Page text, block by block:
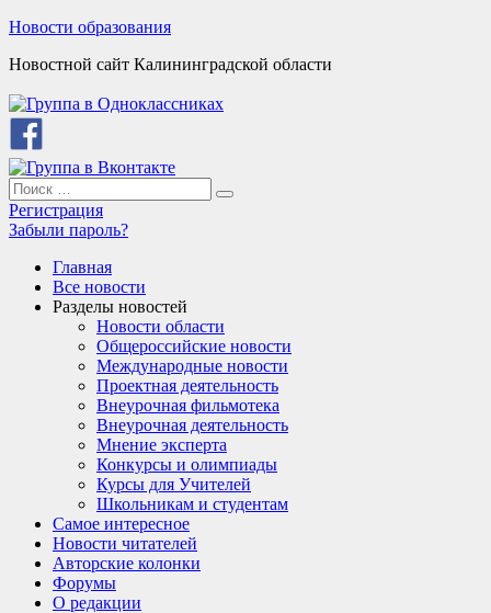
Skip
content
Новости образования
Новостной сайт Калининградской области
Search
for:
Search
Регистрация
Забыли пароль?
Главная
Все новости
Разделы новостей
Новости области
Общероссийские новости
Международные новости
Проектная деятельность
Внеурочная фильмотека
Внеурочная деятельность
Мнение эксперта
Конкурсы и олимпиады
Курсы для Учителей
Школьникам и студентам
Самое интересное
Новости читателей
Авторские колонки
Форумы
О редакции